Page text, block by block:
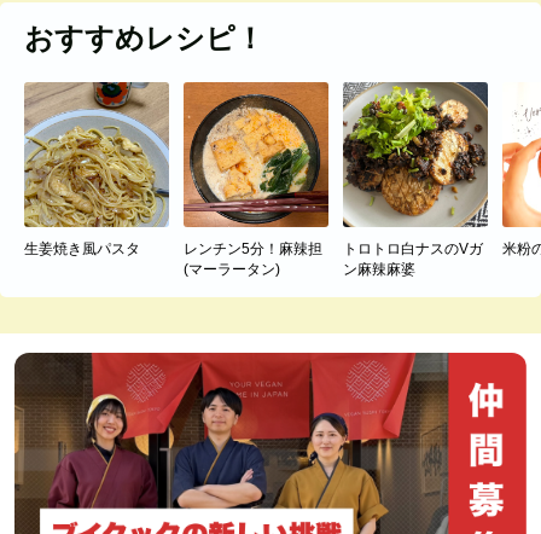
おすすめレシピ！
生姜焼き風パスタ
レンチン5分！麻辣担
(マーラータン)
トロトロ白ナスのVガ
ン麻辣麻婆
米粉